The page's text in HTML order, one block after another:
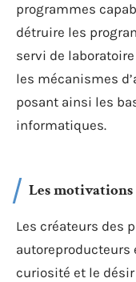
programmes
détruire les
servi de
les mécanismes
posant ainsi les
informatiques.
Les
Les créateurs des
autoreproducteurs
curiosité et le